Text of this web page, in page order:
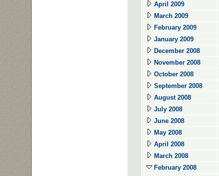
April 2009
March 2009
February 2009
January 2009
December 2008
November 2008
October 2008
September 2008
August 2008
July 2008
June 2008
May 2008
April 2008
March 2008
February 2008